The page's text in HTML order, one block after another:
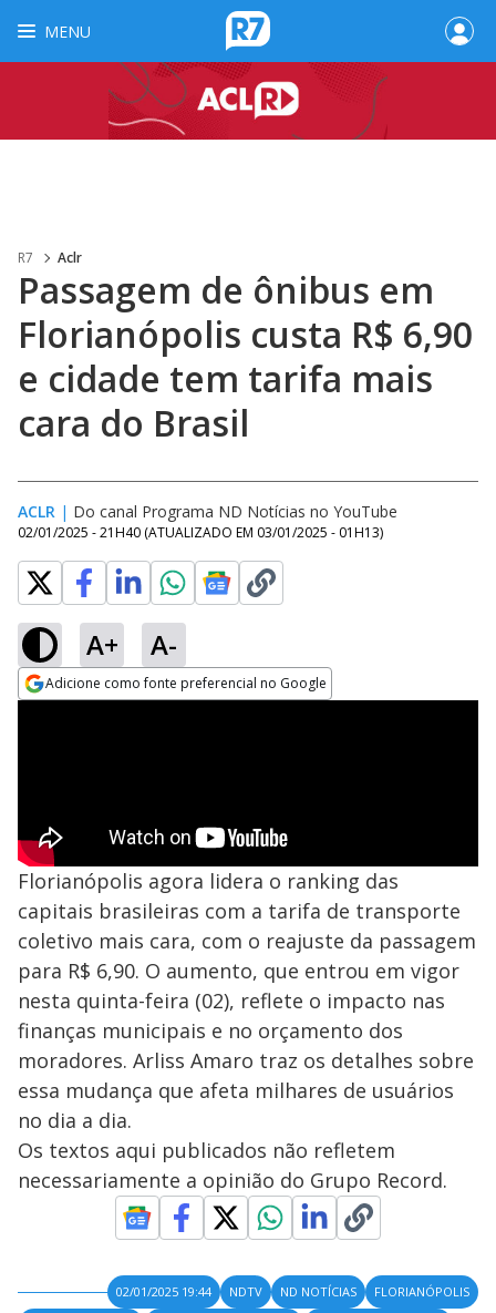
MENU
R7 Aclr
Passagem de ônibus em
Florianópolis custa R$ 6,90
e cidade tem tarifa mais
cara do Brasil
ACLR | Do canal Programa ND Notícias no YouTube
02/01/2025 - 21H40 (ATUALIZADO EM 03/01/2025 - 01H13)
A+ A-
Adicione como fonte preferencial no Google
Florianópolis agora lidera o ranking das
capitais brasileiras com a tarifa de transporte
coletivo mais cara, com o reajuste da passagem
para R$ 6,90. O aumento, que entrou em vigor
nesta quinta-feira (02), reflete o impacto nas
finanças municipais e no orçamento dos
moradores. Arliss Amaro traz os detalhes sobre
essa mudança que afeta milhares de usuários
no dia a dia.
Os textos aqui publicados não refletem
necessariamente a opinião do Grupo Record.
02/01/2025 19:44 NDTV ND NOTÍCIAS
FLORIANÓPOLIS